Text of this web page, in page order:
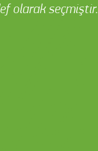
olarak seçmiştir.